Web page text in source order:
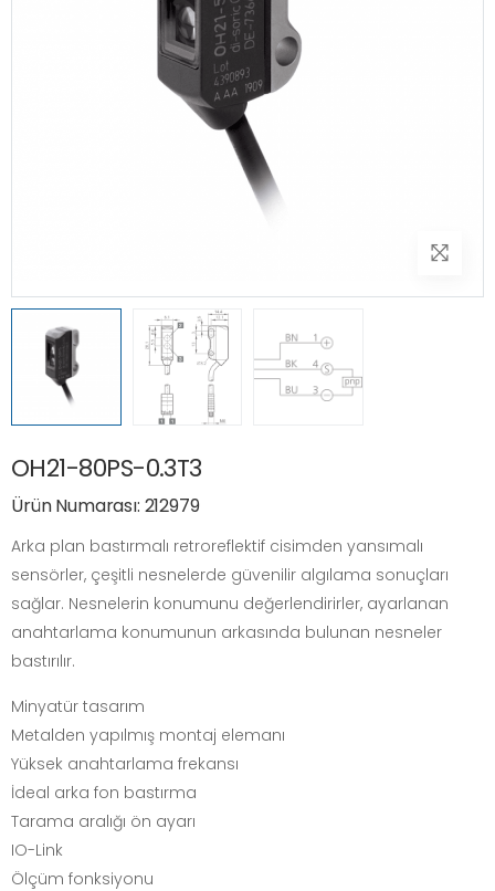
OH21-80PS-0.3T3
Ürün Numarası: 212979
Arka plan bastırmalı retroreflektif cisimden yansımalı
sensörler, çeşitli nesnelerde güvenilir algılama sonuçları
sağlar. Nesnelerin konumunu değerlendirirler, ayarlanan
anahtarlama konumunun arkasında bulunan nesneler
bastırılır.
Minyatür tasarım
Metalden yapılmış montaj elemanı
Yüksek anahtarlama frekansı
İdeal arka fon bastırma
Tarama aralığı ön ayarı
IO-Link
Ölçüm fonksiyonu